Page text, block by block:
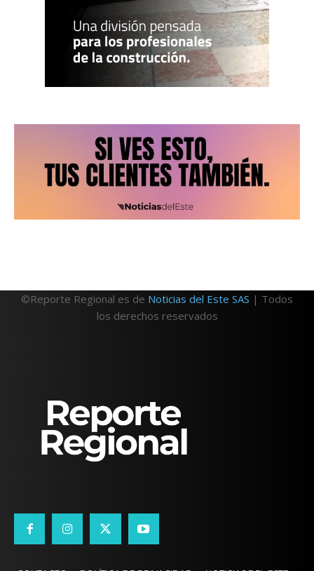
©Reporte Regional es de Noticias del Este SAS | Todos
los derechos reservados